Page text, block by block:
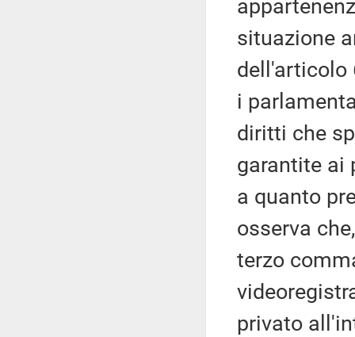
situazione
dell'articolo
i
diritti che
garantite ai
a quanto
osserva
terzo
privato